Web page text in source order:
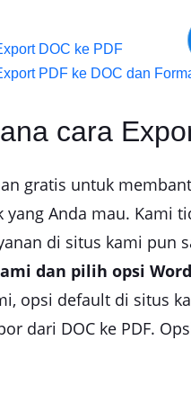
DOC ke PDF
PDF ke DOC dan
cara
gratis untuk
yang Anda mau.
di situs kami pun
dan pilih opsi Word
opsi default di situs
dari DOC ke PDF.